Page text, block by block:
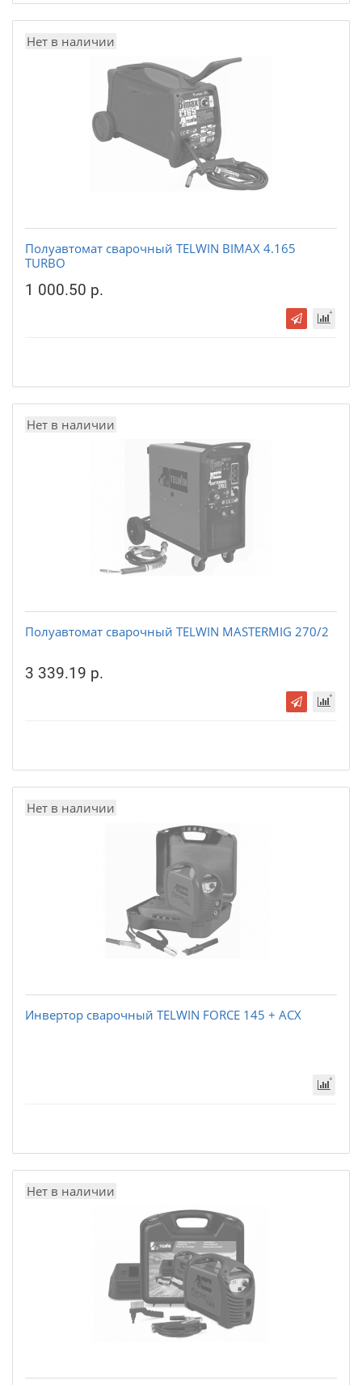
Нет в наличии
Полуавтомат сварочный TELWIN BIMAX 4.165
TURBO
1 000.50 р.
Нет в наличии
Полуавтомат сварочный TELWIN MASTERMIG 270/2
3 339.19 р.
Нет в наличии
Инвертор сварочный TELWIN FORCE 145 + ACX
Нет в наличии